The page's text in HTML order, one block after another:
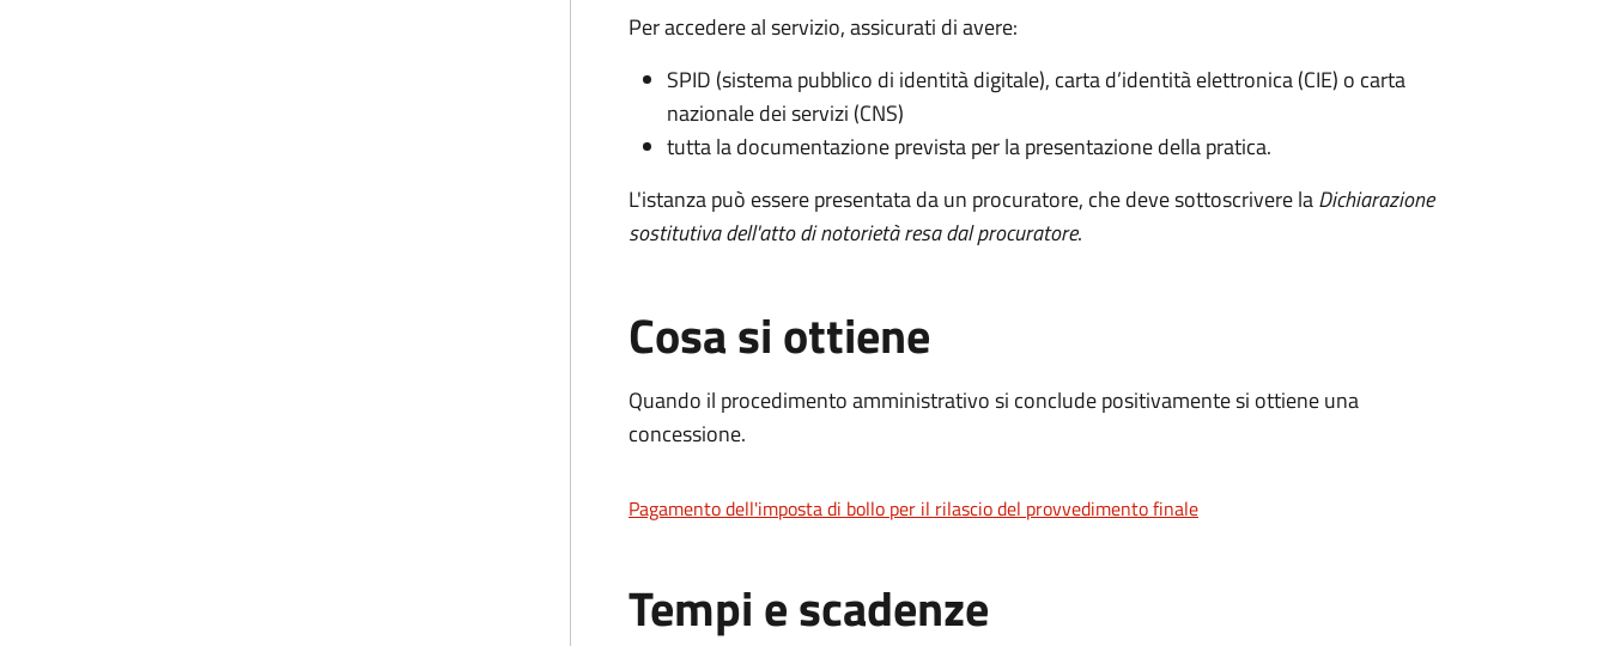
Per accedere al servizio, assicurati di avere:
SPID (sistema pubblico di identità digitale), carta d’identità elettronica (CIE) o carta
nazionale dei servizi (CNS)
tutta la documentazione prevista per la presentazione della pratica.
L'istanza può essere presentata da un procuratore, che deve sottoscrivere laDichiarazione
sostitutiva dell'atto di notorietà resa dal procuratore.
Cosa si ottiene
Quando il procedimento amministrativo si conclude positivamente si ottiene una
concessione.
Pagamento dell'imposta di bollo per il rilascio del provvedimento finale
Tempi e scadenze